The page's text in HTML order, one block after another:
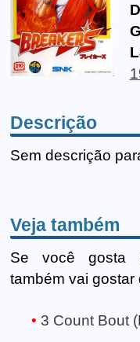
Descrição
Sem descrição
Veja também
Se você gosta
também vai gostar
3 Count Bout